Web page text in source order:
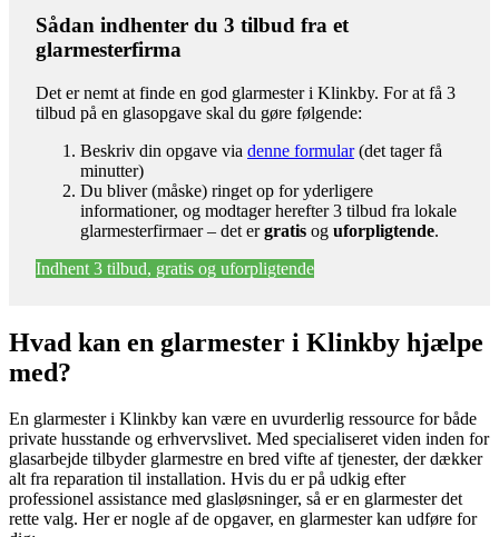
Sådan indhenter du 3 tilbud fra et
glarmesterfirma
Det er nemt at finde en god glarmester i Klinkby. For at få 3
tilbud på en glasopgave skal du gøre følgende:
Beskriv din opgave via denne formular(det tager få
minutter)
Du bliver (måske) ringet op for yderligere
informationer, og modtager herefter 3 tilbud fra lokale
glarmesterfirmaer – det ergratis og uforpligtende.
Indhent 3 tilbud, gratis og uforpligtende
Hvad kan en glarmester i Klinkby hjælpe
med?
En glarmester i Klinkby kan være en uvurderlig ressource for både
private husstande og erhvervslivet. Med specialiseret viden inden for
glasarbejde tilbyder glarmestre en bred vifte af tjenester, der dækker
alt fra reparation til installation. Hvis du er på udkig efter
professionel assistance med glasløsninger, så er en glarmester det
rette valg. Her er nogle af de opgaver, en glarmester kan udføre for